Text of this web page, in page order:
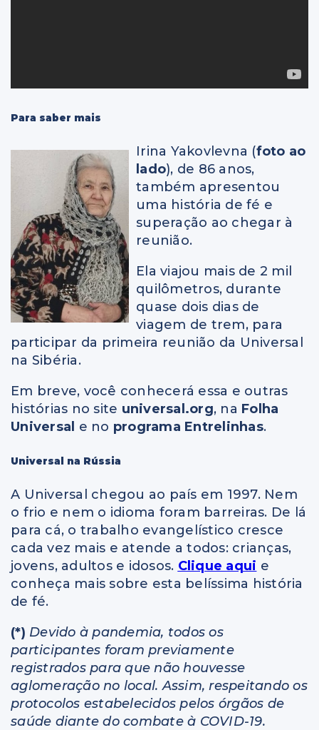
Para saber mais
Irina Yakovlevna (foto ao
lado), de 86 anos,
também apresentou
uma história de fé e
superação ao chegar à
reunião.
Ela viajou mais de 2 mil
quilômetros, durante
quase dois dias de
viagem de trem, para
participar da primeira reunião da Universal
na Sibéria.
Em breve, você conhecerá essa e outras
histórias no site universal.org, na Folha
Universal e no programa Entrelinhas.
Universal na Rússia
A Universal chegou ao país em 1997. Nem
o frio e nem o idioma foram barreiras. De lá
para cá, o trabalho evangelístico cresce
cada vez mais e atende a todos: crianças,
jovens, adultos e idosos. Clique aqui e
conheça mais sobre esta belíssima história
de fé.
(*) Devido à pandemia, todos os
participantes foram previamente
registrados para que não houvesse
aglomeração no local. Assim, respeitando os
protocolos estabelecidos pelos órgãos de
saúde diante do combate à COVID-19.